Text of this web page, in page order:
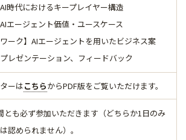
代におけるキープレイヤー構造
ージェント価値・ユースケース
ク】AIエージェントを用いたビジネス案
ゼンテーション、フィードバック
ーはこちらからPDF版をご覧いただけます。
も必ず参加いただきます（どちらか1日のみ
認められません）。